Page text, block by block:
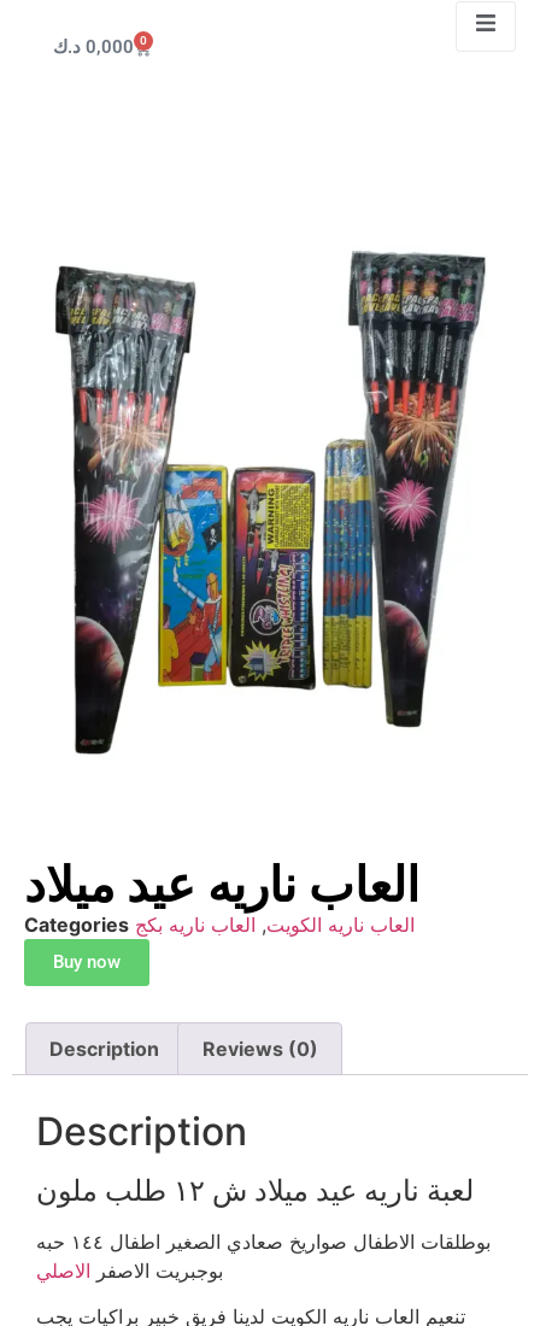
0,000 د.ك 0
العاب ناريه عيد ميلاد
Categories العاب ناريه الكويت, العاب ناريه بكج
Buy now
Description Reviews (0)
Description
لعبة ناريه عيد ميلاد ش ١٢ طلب ملون
بوطلقات الاطفال صواريخ صعادي الصغير اطفال ١٤٤ حبه
بوجبريت الاصفر الاصلي
تنعيم العاب ناريه الكويت لدينا فريق خبير براكيات يجب